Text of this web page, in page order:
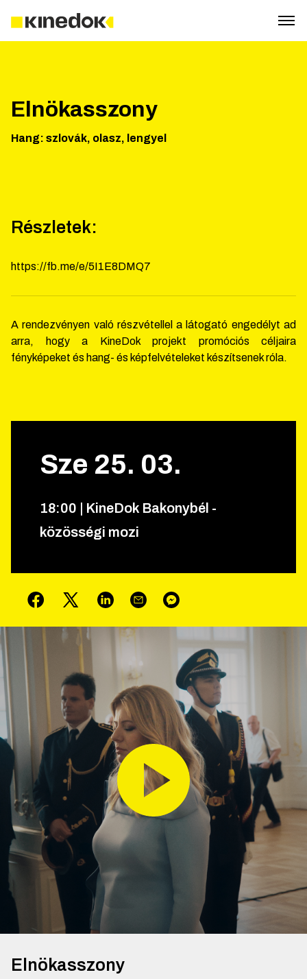
Elnökasszony
Hang: szlovák, olasz, lengyel
Részletek:
https://fb.me/e/5I1E8DMQ7
A rendezvényen való részvétellel a látogató engedélyt ad
arra, hogy a KineDok projekt promóciós céljaira
fényképeket és hang- és képfelvételeket készítsenek róla.
Sze 25. 03.
18:00
KineDok Bakonybél -
közösségi mozi
Elnökasszony